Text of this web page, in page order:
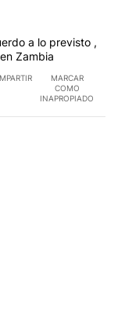
a lo previsto ,
Zambia
MARCAR
COMO
INAPROPIADO